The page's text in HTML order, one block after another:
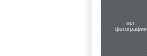
нет
фотографии